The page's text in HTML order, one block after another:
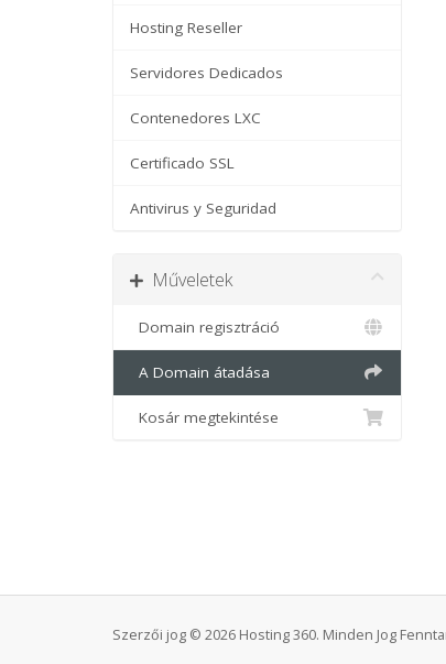
Hosting Reseller
Servidores Dedicados
Contenedores LXC
Certificado SSL
Antivirus y Seguridad
Műveletek
Domain regisztráció
A Domain átadása
Kosár megtekintése
Szerzői jog © 2026 Hosting 360. Minden Jog